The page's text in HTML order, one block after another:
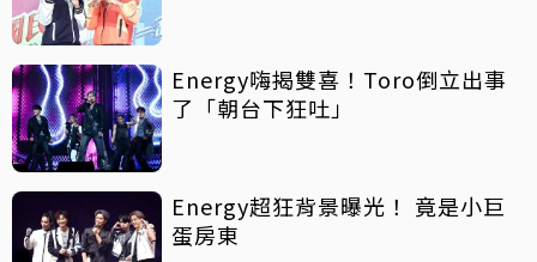
Energy嗨揭雙喜！Toro倒立出事
了「朝台下狂吐」
Energy超狂背景曝光！ 竟是小巨
蛋房東